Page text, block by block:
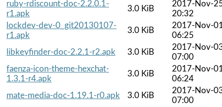
ruby-rdiscount-doc-2.2.0.1-
r1.apk
3.0 KiB
2017-Nov-
20:32
lockdev-dev-0_git20130107-
r1.apk
3.0 KiB
2017-Nov-
06:25
libkeyfinder-doc-2.2.1-r2.apk
3.0 KiB
2017-Nov-
07:00
faenza-icon-theme-hexchat-
1.3.1-r4.apk
3.0 KiB
2017-Nov-
06:24
mate-media-doc-1.19.1-r0.apk
3.0 KiB
2017-Nov-
07:00